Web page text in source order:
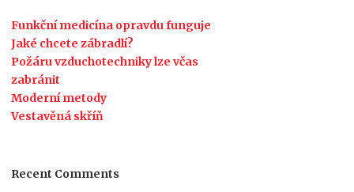
Funkční medicína opravdu funguje
Jaké chcete zábradlí?
Požáru vzduchotechniky lze včas
zabránit
Moderní metody
Vestavěná skříň
Recent Comments